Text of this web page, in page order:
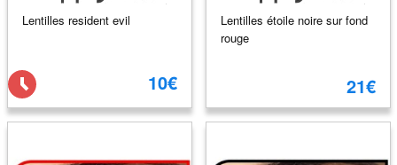
Lentilles resident evil
10€
Lentilles étoile noire sur fond
rouge
21€